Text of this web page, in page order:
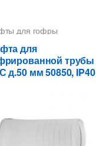
для гофры
для
трубы
д.50 мм 50850, IP40